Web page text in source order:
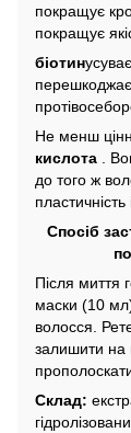
покращує
покращує
біотин
Не менш
кислота .
до того ж
пластичність
Спосіб
Після миття
маски (10
волосся.
залишити на
Склад: